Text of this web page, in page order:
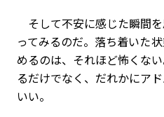
そして不安に感じた瞬間
ってみるのだ。落ち着いた
めるのは、それほど怖くな
るだけでなく、だれかにア
いい。